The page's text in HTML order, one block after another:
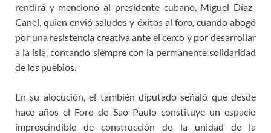
rendirá y mencionó al presidente cubano, Miguel Díaz-
Canel, quien envió saludos y éxitos al foro, cuando abogó
por una resistencia creativa ante el cerco y por desarrollar
a la isla, contando siempre con la permanente solidaridad
de los pueblos.
En su alocución, el también diputado señaló que desde
hace años el Foro de Sao Paulo constituye un espacio
imprescindible de construcción de la unidad de la